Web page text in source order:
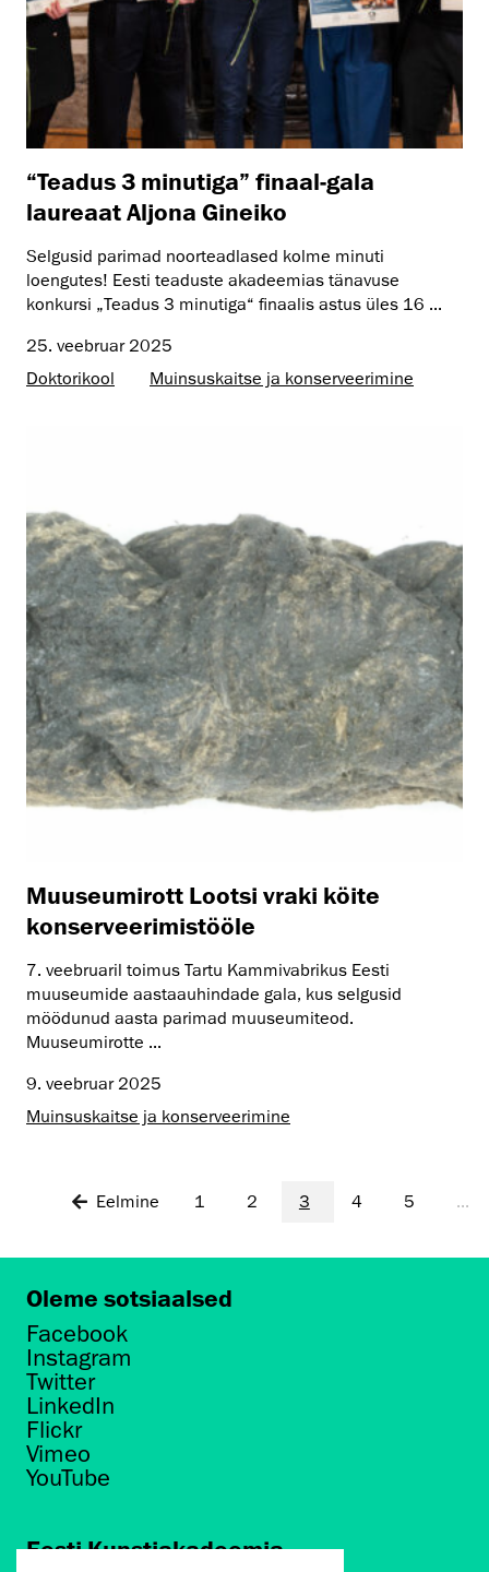
“Teadus 3 minutiga” finaal-gala
laureaat Aljona Gineiko
Selgusid parimad noorteadlased kolme minuti
loengutes! Eesti teaduste akadeemias tänavuse
konkursi „Teadus 3 minutiga“ finaalis astus üles 16 ...
25. veebruar 2025
Doktorikool
Muinsus­kaitse ja konserveerimine
Muuseumirott Lootsi vraki köite
konserveerimistööle
7. veebruaril toimus Tartu Kammivabrikus Eesti
muuseumide aastaauhindade gala, kus selgusid
möödunud aasta parimad muuseumiteod.
Muuseumirotte ...
9. veebruar 2025
Muinsus­kaitse ja konserveerimine
Eelmine 1 2 3 4 5 ...
Oleme sotsiaalsed
Facebook
Instagram
Twitter
LinkedIn
Flickr
Vimeo
YouTube
Eesti Kunstiakadeemia